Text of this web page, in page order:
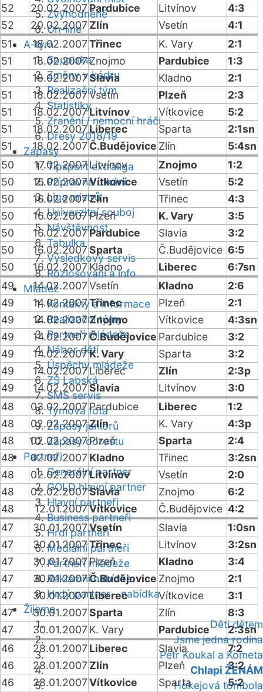
Zvýhodněné
On-line
A-tým
Soupiska
Změny v kádru
Realizační tým
Statistiky
Zranění / nemocní hráči
Dresy 2018/19
Zápasy
Tipsport extraliga
Přípravná utkání
Liga mistrů
Univerzitní souboj
Návštěvnost
Tabulka
Výsledkový servis
Rozlosování a info
Mládež
Kontakty a informace
Realizační týmy
Partneři mládeže
Nábor dětí
Úspěchy mládeže
ZŠ Labská
SMS servis
Týmová fota
Zápasy juniorů
Zápasy dorostu
Partneři
Generální partner
GOLD hlavní partner
Hlavní partneři
Business partneři
Hrdí partneři
Mediální partneři
Partneři mládeže
Reklamní nabídka
Hrdý partner - nabídka
Žijeme
Děti dětem
Jsme jedna rodina
Petr Koukal a Kometa
Chlapi ŽENÁM
Hokejová tombola
52
20.02.2007 Pardubice Litvínov
4:3
52
20.02.2007 Zlín Vsetín
4:1
51
18.02.2007Třinec K. Vary
2:1
51
18.02.2007Znojmo Pardubice
1:3
51
18.02.2007Slavia Kladno
2:1
51
18.02.2007Vsetín Plzeň
2:3
51
18.02.2007Litvínov Vítkovice
5:2
51
18.02.2007Liberec Sparta
2:1sn
51
18.02.2007 Č.Budějovice Zlín
5:4sn
50
17.02.2007Litvínov Znojmo
1:2
50
16.02.2007Vítkovice Vsetín
5:2
50
16.02.2007Zlín Třinec
4:3
50
16.02.2007Plzeň K. Vary
3:5
50
16.02.2007 Pardubice Slavia
3:2
50
16.02.2007Sparta Č.Budějovice 6:5
50
16.02.2007 Kladno Liberec
6:7sn
49
14.02.2007Vsetín Kladno
2:6
49
14.02.2007Třinec Plzeň
2:1
49
14.02.2007Znojmo Vítkovice
4:3sn
49
14.02.2007Č.Budějovice Pardubice
3:2
49
14.02.2007K. Vary Sparta
3:2
49
14.02.2007Liberec Zlín
2:3p
49
14.02.2007Slavia Litvínov
3:0
48
03.02.2007Pardubice Liberec
1:2
48
02.02.2007Zlín K. Vary
4:3p
48
02.02.2007Plzeň Sparta
2:4
48
02.02.2007 Kladno Třinec
3:2sn
48
02.02.2007Litvínov Vsetín
2:0
48
02.02.2007Slavia Znojmo
6:2
48
12.01.2007Vítkovice Č.Budějovice 4:2
47
30.01.2007Vsetín Slavia
1:0sn
47
30.01.2007Třinec Litvínov
3:2sn
47
30.01.2007Plzeň Kladno
3:4
47
30.01.2007Č.Budějovice Znojmo
2:1
47
30.01.2007Liberec Vítkovice
3:1
47
30.01.2007Sparta Zlín
8:3
47
30.01.2007 K. Vary Pardubice
2:3sn
46
28.01.2007 Liberec Slavia
7:2
46
28.01.2007 Zlín Plzeň
3:2
46
28.01.2007Vítkovice Sparta
5:2